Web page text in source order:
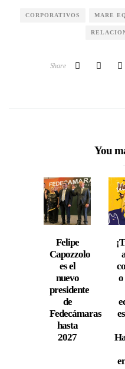
CORPORATIVOS MARE
Share
You
Felipe
Capozzolo
es el
nuevo
presidente
de
Fedecámaras
hasta
2027